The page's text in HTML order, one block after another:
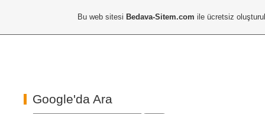
Google'da Ara
Bu web sitesi Bedava-Sitem.com ile ücretsiz